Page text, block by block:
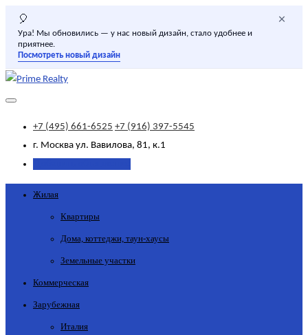
🎈
Ура! Мы обновились — у нас новый дизайн, стало удобнее и
приятнее.
Посмотреть новый дизайн
×
+7 (495) 661-6525 +7 (916) 397-5545
г. Москва ул. Вавилова, 81, к.1
Жилая
Квартиры
Дома, коттеджи, таун-хаусы
Земельные участки
Коммерческая
Зарубежная
Италия